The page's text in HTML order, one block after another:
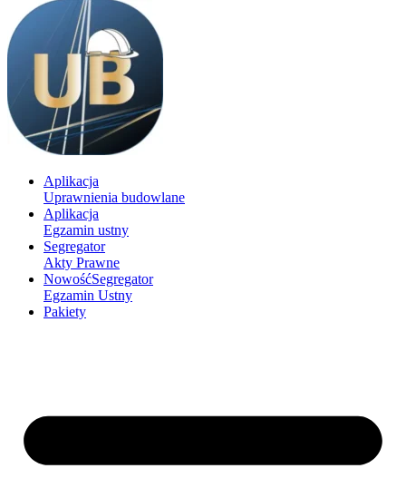
Aplikacja
Uprawnienia budowlane
Aplikacja
Egzamin ustny
Segregator
Akty Prawne
NowośćSegregator
Egzamin Ustny
Pakiety